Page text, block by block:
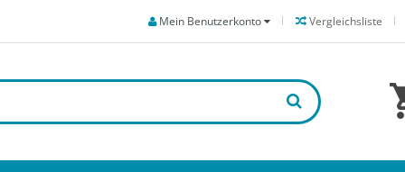
Vergleichsliste
Mein Benutzerkonto